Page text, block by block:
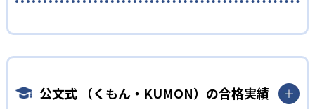
03 フレキシブルな受講スタイル
週2回受講できる。そのため、部活や他の習い事で忙しい中高生
にも通室しやすい。また、教室によっては自宅からのオンライ
小学生
中学に向けて苦手教科を克服したい子ども向け
KUMONでは経験豊富な先生が、子どものやる気を引き出せるよ
科目でも自分で解けた達成感を味わうことで、少しずつ苦手意
識を克服できるだろう。
学年にとらわれずに自分の学力に相応したレベルから学習でき
るため、難しすぎてやる気を損ねたり、簡単すぎて退屈するこ
公文式 （くもん・KUMON）の合格実績